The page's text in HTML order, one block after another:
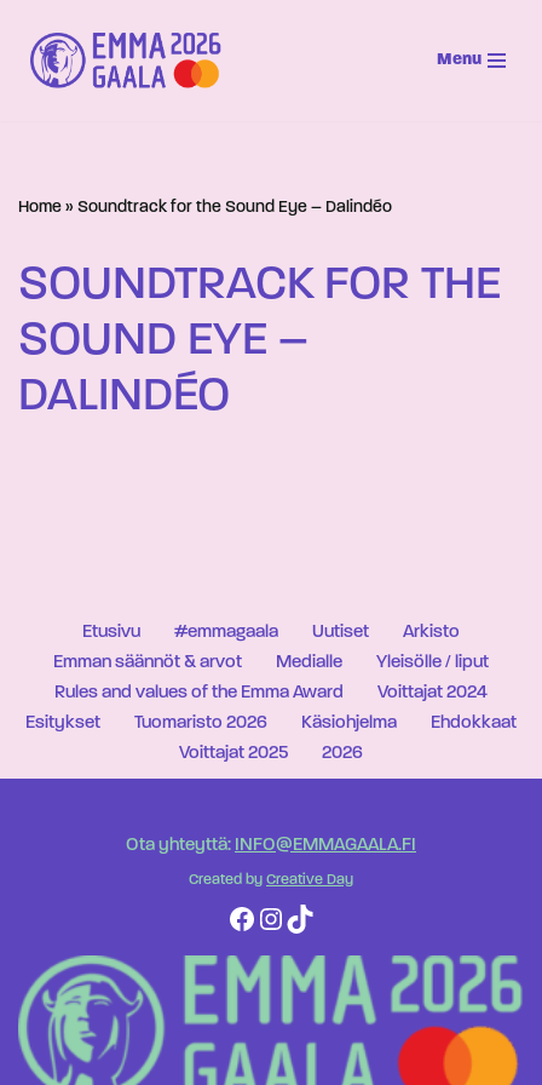
Siirry
suoraan
Menu
Home » Soundtrack for the Sound Eye – Dalindéo
SOUNDTRACK FOR THE
SOUND EYE –
DALINDÉO
Etusivu #emmagaala Uutiset
Arkisto
Emman säännöt & arvot
Medialle
Yleisölle / liput
Rules and values of the Emma Award
Voittajat 2024
Esitykset
Tuomaristo 2026 Käsiohjelma
Ehdokkaat
Voittajat 2025
2026
Ota yhteyttä: INFO@EMMAGAALA.FI
Created by Creative Day